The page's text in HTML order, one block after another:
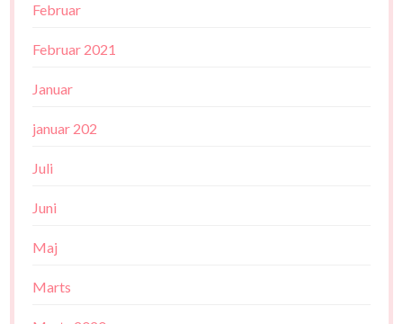
Februar
Februar 2021
Januar
januar 202
Juli
Juni
Maj
Marts